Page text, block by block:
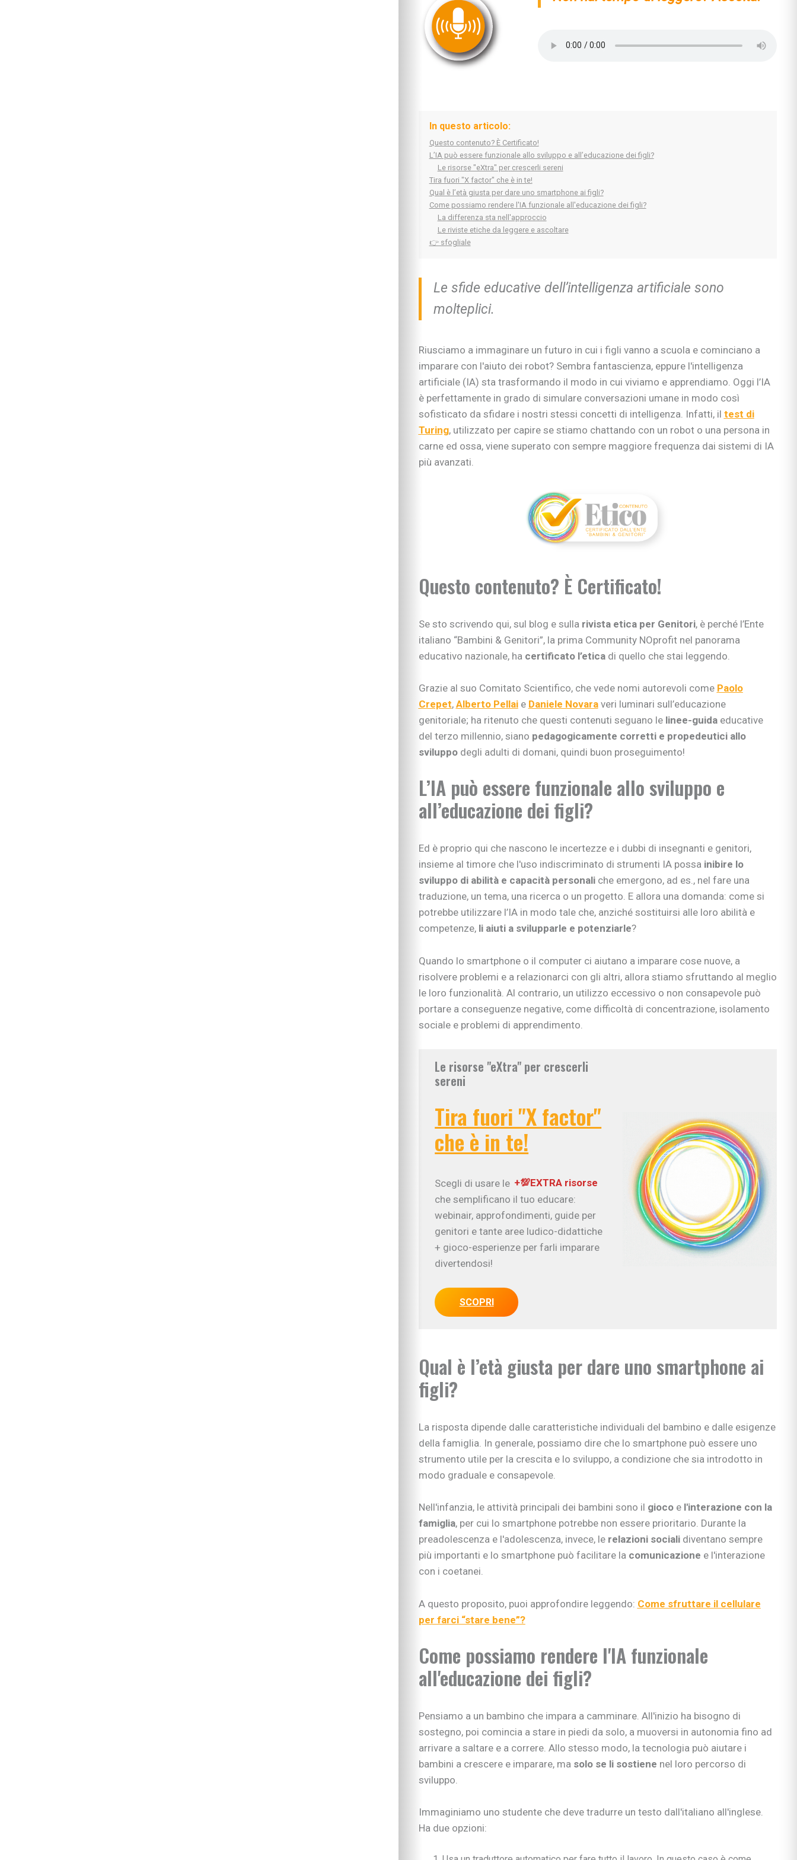
IN EVIDENZA
Adolescenza
Figli con bisogni speciali
Neonati e prima infanzia
Linguaggio
I consigli dei pedagogisti
Imparare divertendosi
Scarabocchi e disegni
Tempo libero
Vivere la famiglia
Lo spazio d’ascolto
Essere famiglia
Nipoti e nonni
Vivere con cani, gatti & co.
Sicurezza dentro e fuori casa
Attività in famiglia
Natale insieme
Imparare divertendosi
Proposte per famiglie
A “tu per tu” con…
Educazione e regole
Educare al digitale
Educazione finanziaria
Relazioni sociali e bullismo
Autonomia e responsabilità
Gli esperti consigliano…
I consigli degli psicologi
Mondo scuola
Inserimento nido e scuola
Metodo di studio
Tecnologia a scuola
Kit didattici per la primaria
In questo articolo:
Questo contenuto? È Certificato!
L’IA può essere funzionale allo sviluppo e all’educazione dei figli?
Le risorse "eXtra" per crescerli sereni
Tira fuori "X factor" che è in te!
Qual è l’età giusta per dare uno smartphone ai figli?
Come possiamo rendere l'IA funzionale all'educazione dei figli?
La differenza sta nell'approccio
Le riviste etiche da leggere e ascoltare
👉 sfogliale
Le sfide educative dell’intelligenza artificiale sono
molteplici.
Riusciamo a immaginare un futuro in cui i figli vanno a scuola e cominciano a
imparare con l'aiuto dei robot? Sembra fantascienza, eppure l'intelligenza
artificiale (IA) sta trasformando il modo in cui viviamo e apprendiamo. Oggi l’IA
è perfettamente in grado di simulare conversazioni umane in modo così
sofisticato da sfidare i nostri stessi concetti di intelligenza. Infatti, il test di
Turing, utilizzato per capire se stiamo chattando con un robot o una persona in
carne ed ossa, viene superato con sempre maggiore frequenza dai sistemi di IA
più avanzati.
Questo contenuto? È Certificato!
Se sto scrivendo qui, sul blog e sulla rivista etica per Genitori, è perché l’Ente
italiano “Bambini & Genitori”, la prima Community NOprofit nel panorama
educativo nazionale, ha certificato l’eticadi quello che stai leggendo.
Grazie al suo Comitato Scientifico, che vede nomi autorevoli come Paolo
Crepet, Alberto Pellaie Daniele Novaraveri luminari sull’educazione
genitoriale; ha ritenuto che questi contenuti seguano le linee-guidaeducative
del terzo millennio, siano pedagogicamente corretti e propedeutici allo
sviluppodegli adulti di domani, quindi buon proseguimento!
L’IA può essere funzionale allo sviluppo e
all’educazione dei figli?
Ed è proprio qui che nascono le incertezze e i dubbi di insegnanti e genitori,
insieme al timore che l'uso indiscriminato di strumenti IA possa inibire lo
sviluppo di abilità e capacità personaliche emergono, ad es., nel fare una
traduzione, un tema, una ricerca o un progetto. E allora una domanda: come si
potrebbe utilizzare l’IA in modo tale che, anziché sostituirsi alle loro abilità e
competenze, li aiuti a svilupparle e potenziarle?
Quando lo smartphone o il computer ci aiutano a imparare cose nuove, a
risolvere problemi e a relazionarci con gli altri, allora stiamo sfruttando al meglio
le loro funzionalità. Al contrario, un utilizzo eccessivo o non consapevole può
portare a conseguenze negative, come difficoltà di concentrazione, isolamento
sociale e problemi di apprendimento.
Le risorse "eXtra" per crescerli
sereni
Tira fuori "X factor"
che è in te!
Scegli di usare le +💯EXTRA risorse
che semplificano il tuo educare:
webinair, approfondimenti, guide per
genitori e tante aree ludico-didattiche
+ gioco-esperienze per farli imparare
divertendosi!
SCOPRI
Qual è l’età giusta per dare uno smartphone ai
figli?
La risposta dipende dalle caratteristiche individuali del bambino e dalle esigenze
della famiglia. In generale, possiamo dire che lo smartphone può essere uno
strumento utile per la crescita e lo sviluppo, a condizione che sia introdotto in
modo graduale e consapevole.
Nell'infanzia, le attività principali dei bambini sono il giocoe l'interazione con la
famiglia, per cui lo smartphone potrebbe non essere prioritario. Durante la
preadolescenza e l'adolescenza, invece, le relazioni socialidiventano sempre
più importanti e lo smartphone può facilitare la comunicazione e l'interazione
con i coetanei.
A questo proposito, puoi approfondire leggendo: Come sfruttare il cellulare
per farci “stare bene”?
Come possiamo rendere l'IA funzionale
all'educazione dei figli?
Pensiamo a un bambino che impara a camminare. All'inizio ha bisogno di
sostegno, poi comincia a stare in piedi da solo, a muoversi in autonomia fino ad
arrivare a saltare e a correre. Allo stesso modo, la tecnologia può aiutare i
bambini a crescere e imparare, ma solo se li sostiene nel loro percorso di
sviluppo.
Immaginiamo uno studente che deve tradurre un testo dall'italiano all'inglese.
Ha due opzioni: